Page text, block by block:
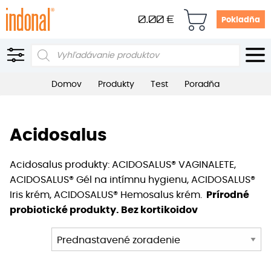
0.00 € Pokladňa
Products
Domov Produkty Test Poradňa
Acidosalus
Acidosalus produkty: ACIDOSALUS® VAGINALETE,
ACIDOSALUS® Gél na intímnu hygienu, ACIDOSALUS®
Iris krém, ACIDOSALUS® Hemosalus krém.
Prírodné
probiotické produkty. Bez kortikoidov